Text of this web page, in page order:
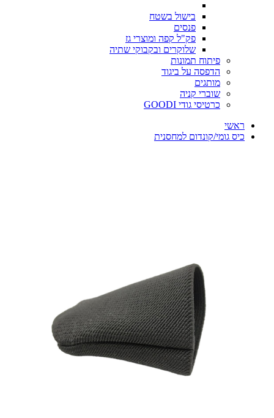
בישול בשטח
פנסים
פק"ל קפה ומוצרי גז
שלוקרים ובקבוקי שתיה
פיתוח תמונות
הדפסה על ביגוד
מותגים
שוברי קניה
כרטיסי גודי GOODI
ראשי
כיס גומי/קונדום למחסנית